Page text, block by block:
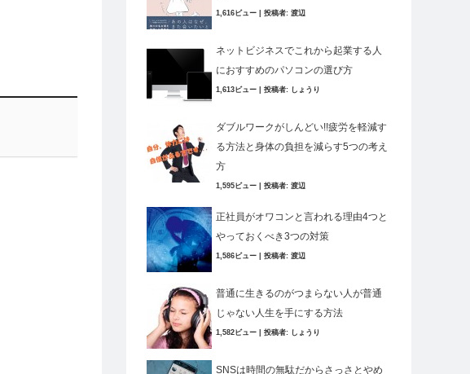
1,616ビュー 投稿者: 渡辺
ネットビジネスでこれから起業する人
におすすめのパソコンの選び方
1,613ビュー 投稿者: しょうり
ダブルワークがしんどい!!疲労を軽減す
る方法と身体の負担を減らす5つの考え
方
1,595ビュー 投稿者: 渡辺
正社員がオワコンと言われる理由4つと
やっておくべき3つの対策
1,586ビュー 投稿者: 渡辺
普通に生きるのがつまらない人が普通
じゃない人生を手にする方法
1,582ビュー 投稿者: しょうり
SNSは時間の無駄だからさっさとやめ